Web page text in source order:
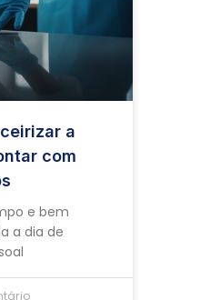
a
com
e bem
a dia de